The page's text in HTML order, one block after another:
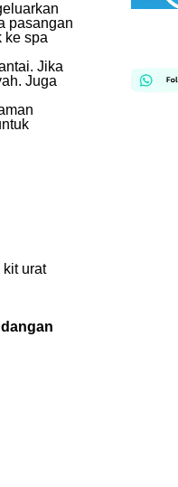
pasangan
ke spa
Jika
Juga
urat